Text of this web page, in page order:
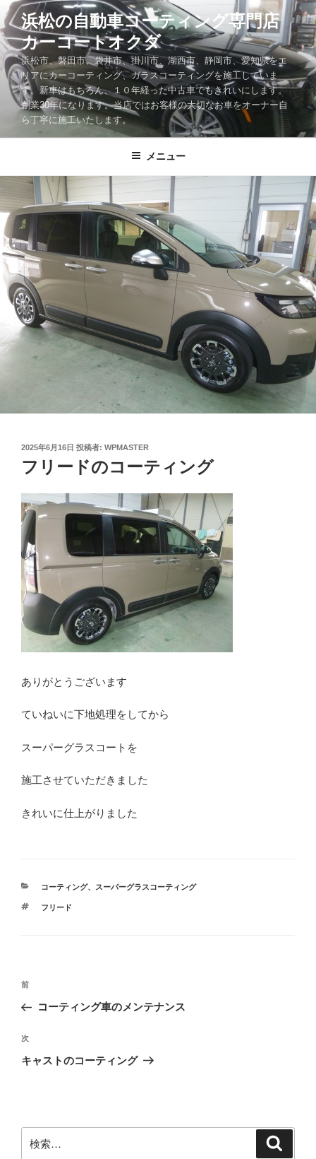
コ
ン
テ
ン
ツ
へ
浜松の自動車コーティング専門店
カーコートオクダ
浜松市、磐田市、袋井市、掛川市、湖西市、静岡市、愛知県をエ
リアにカーコーティング、ガラスコーティングを施工していま
す。新車はもちろん、１０年経った中古車でもきれいにします。
創業30年になります。当店ではお客様の大切なお車をオーナー自
ら丁寧に施工いたします。
メニュー
投
稿
日:
2025年6月16日 投稿者: WPMASTER
フリードのコーティング
ありがとうございます
ていねいに下地処理をしてから
スーパーグラスコートを
施工させていただきました
きれいに仕上がりました
カ
ゴ
コーティング、 スーパーグラスコーティング
タ
フリード
投
ナ
ビ
ゲ
ン
前
の
稿
前
コーティング車のメンテナンス
次
の
次
キャストのコーティング
索: